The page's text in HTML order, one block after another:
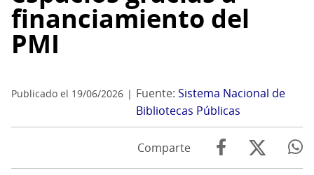
financiamiento del
PMI
Publicado el 19/06/2026 Fuente: Sistema Nacional de
Bibliotecas Públicas
Comparte